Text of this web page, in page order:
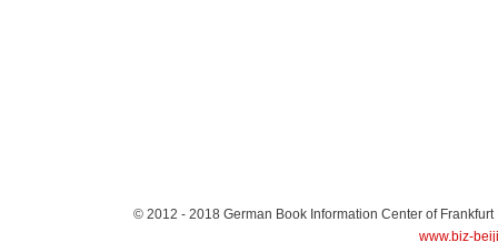
© 2012 - 2018 German Book Information Center of Frankfurt
www.biz-